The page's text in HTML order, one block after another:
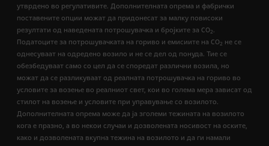
утврдено во регулативите. Дополнителната опрема и фабрички
поставените опции можат да придонесат за малку повисоки
резултати од наведената потрошувачка и бројките за CO2.
Податоците за потрошувачката на гориво и емисиите на CO2 не се
однесуваат на одредено возило и не се дел од понуда. Тие се
обезбедуваат само со цел да се споредат различни возила, но
можат да се разликуваат од реалната потрошувачка на гориво во
условите за возење во реалниот свет, кои во голема мера зависат од
стилот на возење и условите при управување со возилото.
Дополнителната опрема може да ја зголеми тежината на возилото
кога е празно, а во некои случаи и дозволената носивост на оските,
како и дозволената вкупна тежина на возилото и да ги намали